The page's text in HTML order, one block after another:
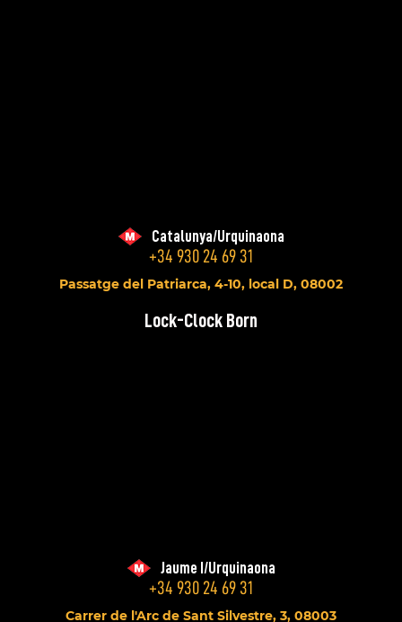
Catalunya/Urquinaona
+34 930 24 69 31
Passatge del Patriarca, 4-10, local D, 08002
Lock-Clock Born
Jaume I/Urquinaona
+34 930 24 69 31
Carrer de l'Arc de Sant Silvestre, 3, 08003